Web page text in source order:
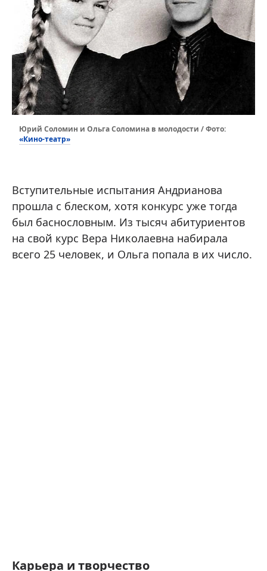
Юрий Соломин и Ольга Соломина в молодости / Фото:
«Кино-театр»
Вступительные испытания Андрианова
прошла с блеском, хотя конкурс уже тогда
был баснословным. Из тысяч абитуриентов
на свой курс Вера Николаевна набирала
всего 25 человек, и Ольга попала в их число.
Карьера и творчество